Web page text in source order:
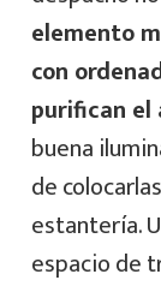
elemento
con
purifican el
buena
de
estantería.
espacio de